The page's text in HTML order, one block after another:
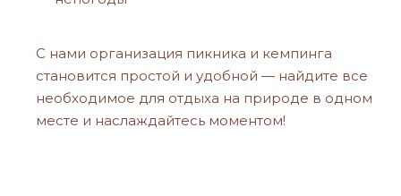
С нами организация пикника и кемпинга
становится простой и удобной — найдите все
необходимое для отдыха на природе в одном
месте и наслаждайтесь моментом!